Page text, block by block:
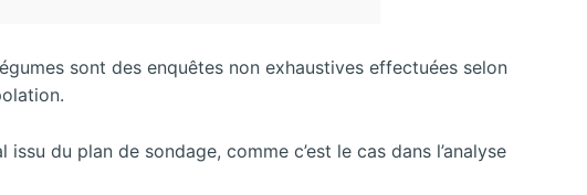
sont des enquêtes non exhaustives effectuées selon
du plan de sondage, comme c’est le cas dans l’analyse